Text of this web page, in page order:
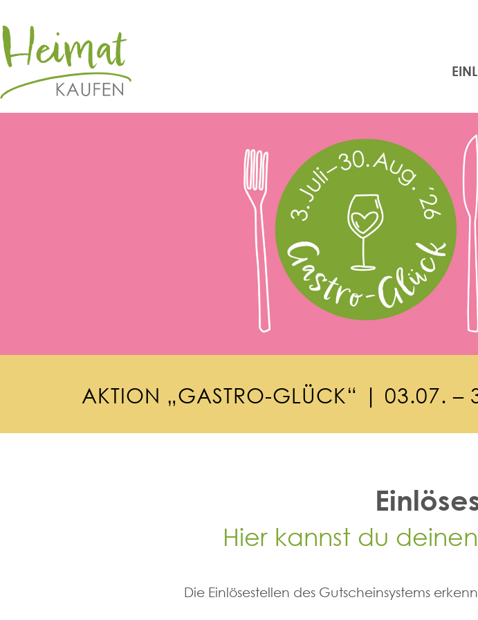
AKTION „GASTRO-GLÜCK“ | 03.07. –
Hier kannst du
Die Einlösestellen des Gutscheinsystems